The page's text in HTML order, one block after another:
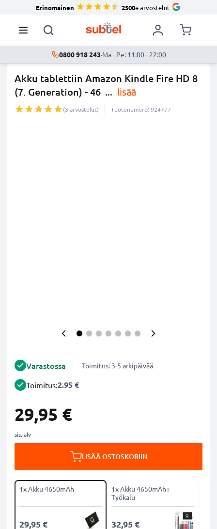
Erinomainen 2500+arvostelut
0800 918 243·Ma - Pe: 11:00 - 22:00
Akku tablettiin Amazon Kindle Fire HD 8
(7. Generation) - 46 ... lisää
(3 arvostelut) Tuotenumero: 924777
Varastossa Toimitus: 3-5 arkipäivää
Toimitus:2.95 €
29,95 €
sis. alv
LISÄÄ OSTOSKORIIN
1x Akku 4650mAh
29,95 €
1x Akku 4650mAh+
Työkalu
32,95 €